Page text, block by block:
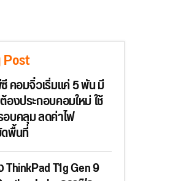
คอมจิ๋วเริ่มแค่ 5 พัน มี
องประกอบคอมใหม่ ใช้
บคลุม ลดค่าไฟ
พื้นที่
T1g Gen 9